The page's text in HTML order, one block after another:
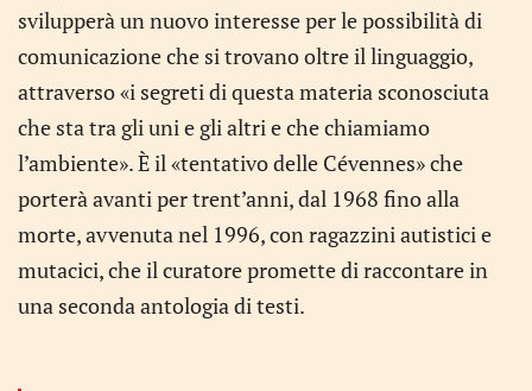
svilupperà un nuovo interesse per le possibilità di
comunicazione che si trovano oltre il linguaggio,
attraverso «i segreti di questa materia sconosciuta
che sta tra gli uni e gli altri e che chiamiamo
l’ambiente». È il «tentativo delle Cévennes» che
porterà avanti per trent’anni, dal 1968 fino alla
morte, avvenuta nel 1996, con ragazzini autistici e
mutacici, che il curatore promette di raccontare in
una seconda antologia di testi.